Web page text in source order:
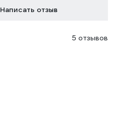
Написать отзыв
5 отзывов